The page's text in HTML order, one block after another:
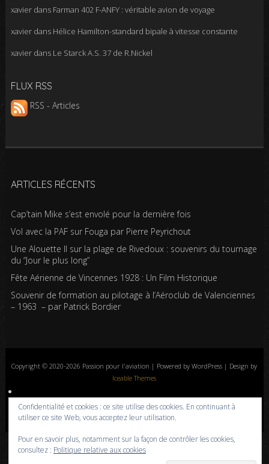
xavierdans Farman 402 F-ANFY : véritable avion de voyage
xavierdans Hélice Hamilton-standard bipale à vitesse constante
xavierdans Le Starck A.S. 37 de R.Nickel
FLUX RSS
RSS - Articles
ARTICLES RÉCENTS
Cap’tain Mike s’est envolé pour la dernière fois
Vol avec la PAF sur Fouga par Pierre Peyrichout
Une Alouette II sur la plage de Rivedoux : souvenirs du tournage
du “Jour le plus long”
Fête Aérienne de Vincennes 1928 : Un Film Historique
Souvenir de formation au pilotage à l’Aéroclub de Valenciennes
– 1963 – par Patrick Bordier
Copyright © 2020-2026 Passion pour l'aviation | Powered by WordPress | Design by
Iceable Themes
Accueil Blog Albums photos Histoires de l’aviation
Contrôle aérien
Livres
Liens Contact Politique de confidentialité
Confidentialité et cookies : ce site utilise des cookies. En continuant à
utiliser ce site Web, vous acceptez leur utilisation.
Pour en savoir plus, notamment sur la façon de contrôler les cookies,
consultez : Politique relative aux cookies